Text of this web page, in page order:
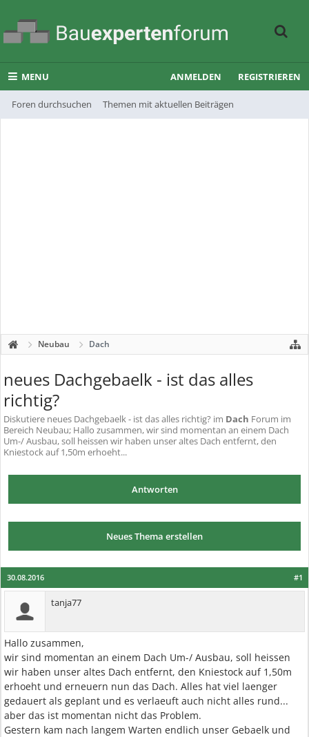
MENU
Foren durchsuchen Themen mit aktuellen Beiträgen
ANMELDEN REGISTRIEREN
Neubau Dach
neues Dachgebaelk - ist das alles
richtig?
Diskutiere neues Dachgebaelk - ist das alles richtig? im Dach Forum im
Bereich Neubau; Hallo zusammen, wir sind momentan an einem Dach
Um-/ Ausbau, soll heissen wir haben unser altes Dach entfernt, den
Kniestock auf 1,50m erhoeht...
Antworten
Neues Thema erstellen
#1
30.08.2016
tanja77
Hallo zusammen,
wir sind momentan an einem Dach Um-/ Ausbau, soll heissen
wir haben unser altes Dach entfernt, den Kniestock auf 1,50m
erhoeht und erneuern nun das Dach. Alles hat viel laenger
gedauert als geplant und es verlaeuft auch nicht alles rund...
aber das ist momentan nicht das Problem.
Gestern kam nach langem Warten endlich unser Gebaelk und